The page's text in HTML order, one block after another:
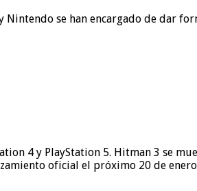
se han encargado de dar
4 y PlayStation 5. Hitman 3 se
oficial el próximo 20 de